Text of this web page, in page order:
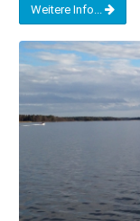
Weitere Info...